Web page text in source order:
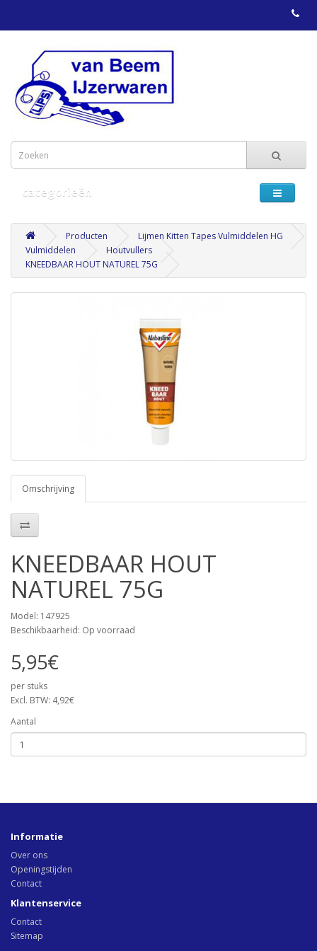
categorieën
Producten
Lijmen Kitten Tapes Vulmiddelen HG
Vulmiddelen
Houtvullers
KNEEDBAAR HOUT NATUREL 75G
Omschrijving
KNEEDBAAR HOUT
NATUREL 75G
Model: 147925
Beschikbaarheid: Op voorraad
5,95€
per stuks
Excl. BTW: 4,92€
Aantal
Informatie
Over ons
Openingstijden
Contact
Klantenservice
Contact
Sitemap